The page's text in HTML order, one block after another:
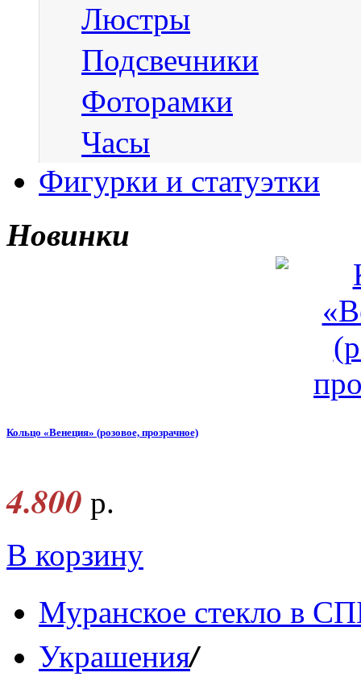
Люстры
Подсвечники
Фоторамки
Часы
Фигурки и статуэтки
Новинки
Кольцо «Венеция» (розовое, прозрачное)
4.800 р.
В корзину
Муранское стекло в
Украшения/